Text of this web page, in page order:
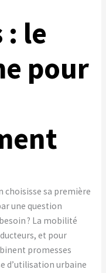
le
pour
choisisse sa première
une question
? La mobilité
et pour
promesses
d’utilisation urbaine